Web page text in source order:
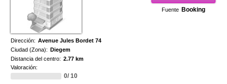
Fuente Booking
Dirección: Avenue Jules Bordet 74
Ciudad (Zona): Diegem
Distancia del centro: 2.77 km
Valoración:
0/ 10